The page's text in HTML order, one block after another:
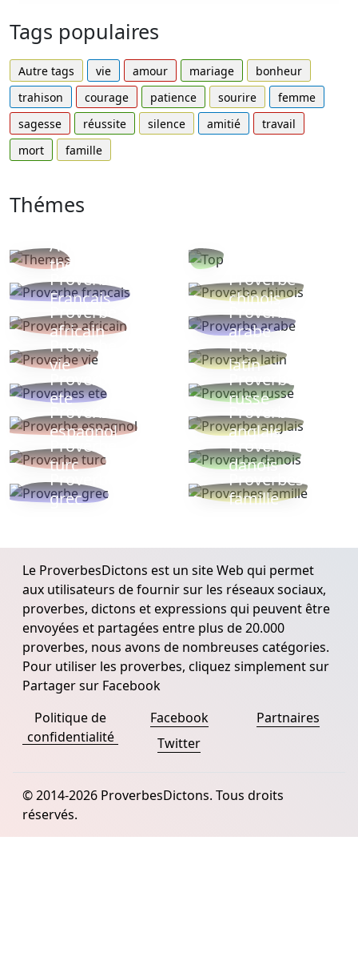
Tags populaires
Autre tags vie amour mariage
bonheur
trahison
courage patience sourire
femme
sagesse
réussite silence amitié
travail
mort
famille
Thémes
Autres
thèmes
Proverbe
Français
Proverbe
chinois
Proverbe
africain
Proverbe
arabe
Proverbe
vie
Proverbe
latin
Proverbes
ete
Proverbe
russe
Proverbe
espagnol
Proverbe
anglais
Proverbe
turc
Proverbe
danois
Proverbe
grec
Proverbes
famille
Le ProverbesDictons est un site Web qui permet
aux utilisateurs de fournir sur les réseaux sociaux,
proverbes, dictons et expressions qui peuvent être
envoyées et partagées entre plus de 20.000
proverbes, nous avons de nombreuses catégories.
Pour utiliser les proverbes, cliquez simplement sur
Partager sur Facebook
Politique de
confidentialité
Facebook
Twitter
Partnaires
© 2014-2026 ProverbesDictons. Tous droits
réservés.